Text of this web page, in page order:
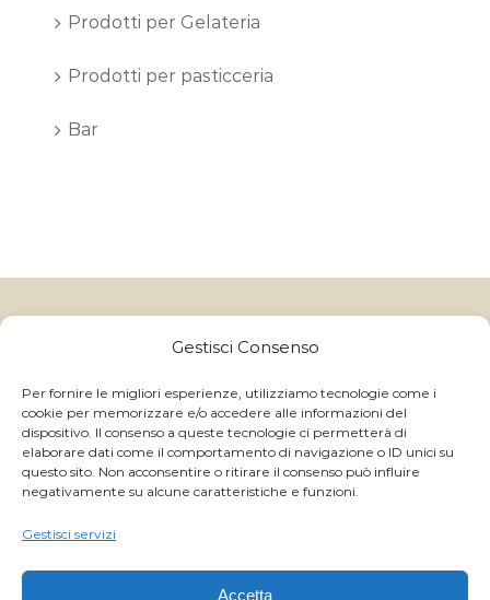
Gestisci Consenso
Per fornire le migliori esperienze, utilizziamo tecnologie come i
cookie per memorizzare e/o accedere alle informazioni del
dispositivo. Il consenso a queste tecnologie ci permetterà di
elaborare dati come il comportamento di navigazione o ID unici su
questo sito. Non acconsentire o ritirare il consenso può influire
negativamente su alcune caratteristiche e funzioni.
Gestisci servizi
Accetta
Prodotti per Gelateria
Prodotti per pasticceria
Bar
24040 Boltiere (BG) - Italy
C.C.I.A.A. R.E.A. BG 214822 - P.IVA IT 01059710168
GRANULATI ITALIA S.p.A ©2026 ALL RIGHTS RESERVED
- | Powered byMagnetica Development S.r.l.
WhatsApp
Facebook